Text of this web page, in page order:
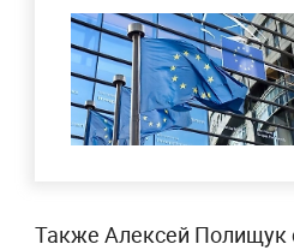
Также Алексей Полищук